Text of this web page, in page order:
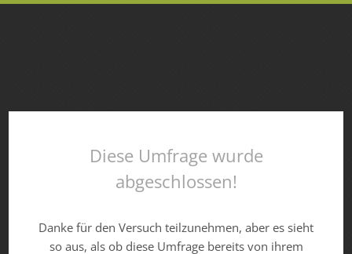
Diese Umfrage wurde
abgeschlossen!
Danke für den Versuch teilzunehmen, aber es sieht
so aus, als ob diese Umfrage bereits von ihrem